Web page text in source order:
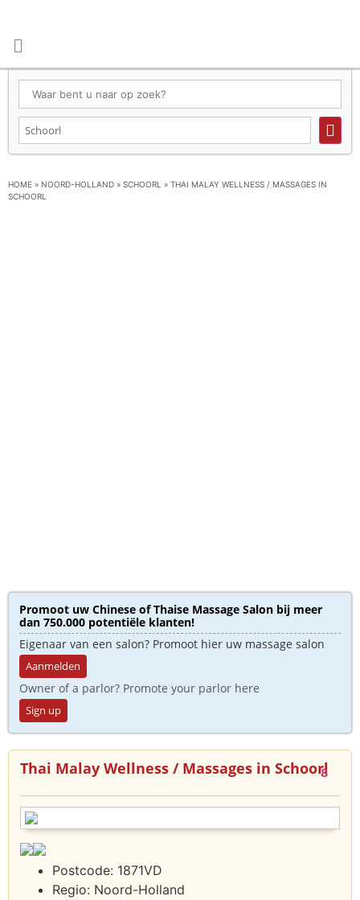
HOME » NOORD-HOLLAND » SCHOORL » THAI MALAY WELLNESS / MASSAGES IN
SCHOORL
Promoot uw Chinese of Thaise Massage Salon bij meer
dan 750.000 potentiële klanten!
Eigenaar van een salon? Promoot hier uw massage salon
Aanmelden
Owner of a parlor? Promote your parlor here
Sign up
Thai Malay Wellness / Massages in Schoorl
8
Postcode: 1871VD
Regio: Noord-Holland